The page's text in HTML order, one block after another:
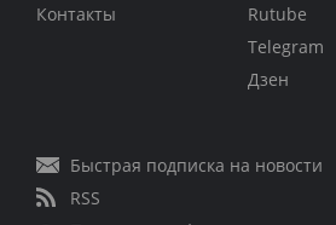
Контакты
Rutube
Telegram
Дзен
Быстрая подписка на новости
RSS